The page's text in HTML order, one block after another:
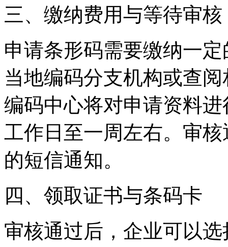
‌三、缴纳费用与等待审核‌
申请条形码需要缴纳一
当地编码分支机构或查
编码中心将对申请资料
工作日至一周左右。审
的短信通知。
‌四、领取证书与条码卡‌
审核通过后，企业可以